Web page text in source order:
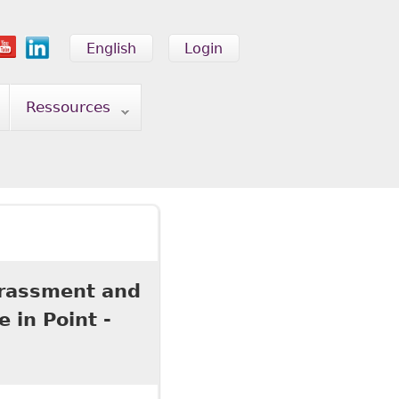
Login
English
Ressources
and
in Point -